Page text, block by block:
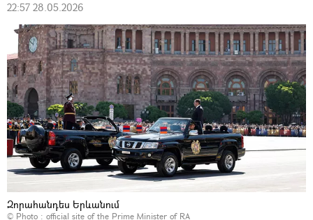
22:57 28.05.2026
Զորահանդես Երևանում
© Photo : official site of the Prime Minister of RA